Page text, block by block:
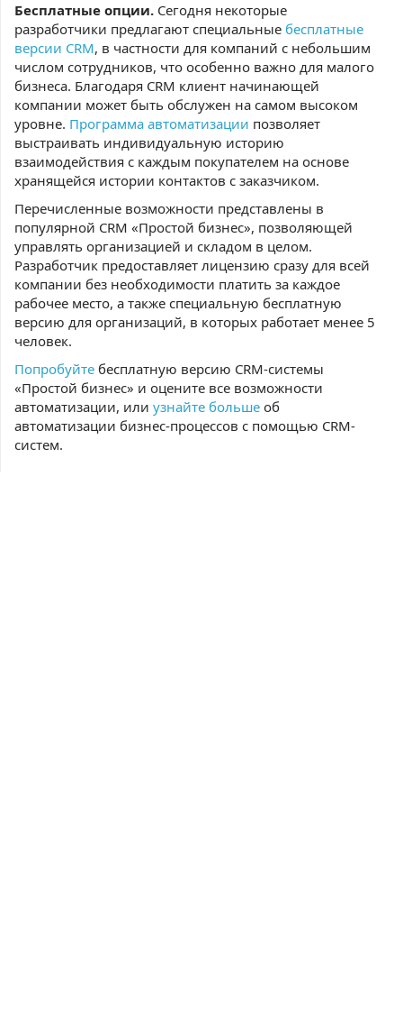
Бесплатные опции. Сегодня некоторые
разработчики предлагают специальные бесплатные
версии CRM, в частности для компаний с небольшим
числом сотрудников, что особенно важно для малого
бизнеса. Благодаря CRM клиент начинающей
компании может быть обслужен на самом высоком
уровне. Программа автоматизации позволяет
выстраивать индивидуальную историю
взаимодействия с каждым покупателем на основе
хранящейся истории контактов с заказчиком.
Перечисленные возможности представлены в
популярной CRM «Простой бизнес», позволяющей
управлять организацией и складом в целом.
Разработчик предоставляет лицензию сразу для всей
компании без необходимости платить за каждое
рабочее место, а также специальную бесплатную
версию для организаций, в которых работает менее 5
человек.
Попробуйте бесплатную версию CRM-системы
«Простой бизнес» и оцените все возможности
автоматизации, или узнайте больше об
автоматизации бизнес-процессов с помощью CRM-
систем.